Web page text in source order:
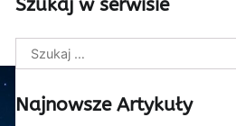
Szukaj:
Najnowsze Artykuły